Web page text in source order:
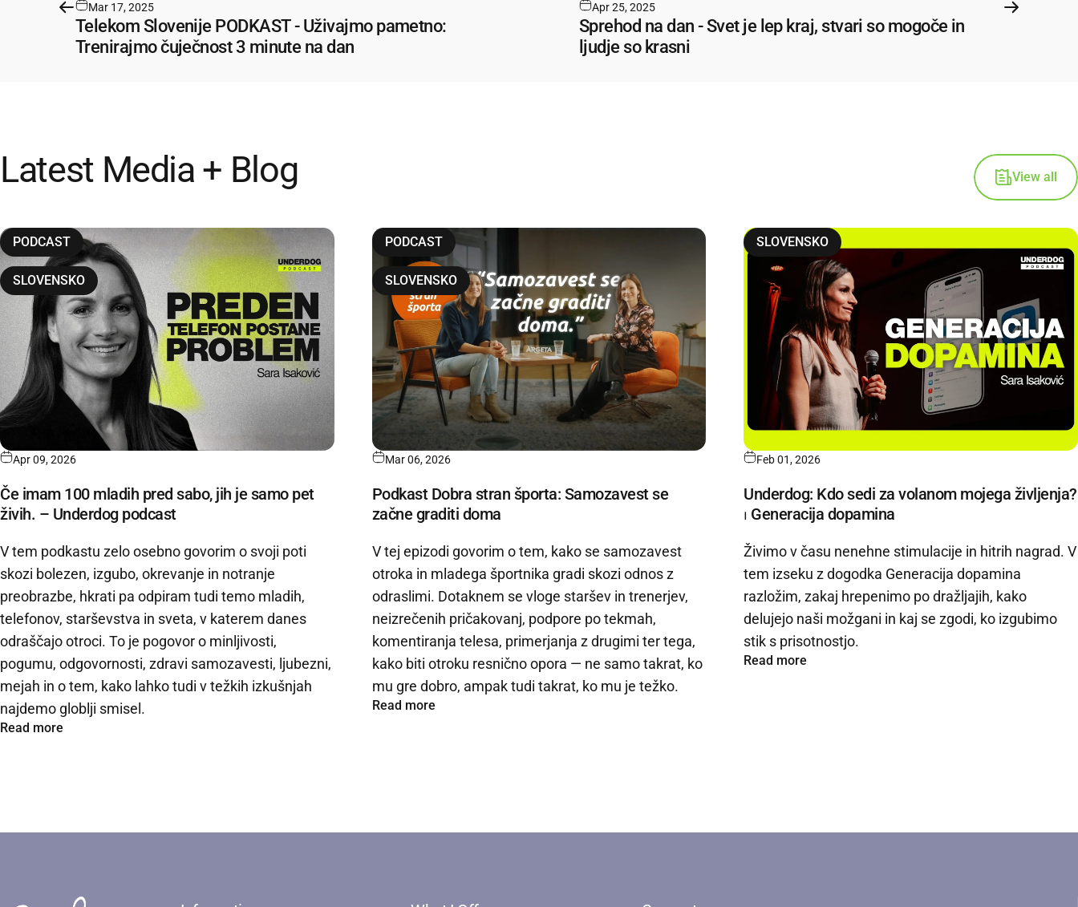
Mar 17, 2025
Telekom Slovenije PODKAST - Uživajmo pametno:
Trenirajmo čuječnost 3 minute na dan
Apr 25, 2025
Sprehod na dan - Svet je lep kraj, stvari so mogoče in
ljudje so krasni
Latest Media + Blog View all
PODCAST
SLOVENSKO
Apr 09, 2026
Če imam 100 mladih pred sabo, jih je samo pet
živih. – Underdog podcast
V tem podkastu zelo osebno govorim o svoji poti
skozi bolezen, izgubo, okrevanje in notranje
preobrazbe, hkrati pa odpiram tudi temo mladih,
telefonov, starševstva in sveta, v katerem danes
odraščajo otroci. To je pogovor o minljivosti,
pogumu, odgovornosti, zdravi samozavesti, ljubezni,
mejah in o tem, kako lahko tudi v težkih izkušnjah
najdemo globlji smisel.
Read more
PODCAST
SLOVENSKO
Mar 06, 2026
Podkast Dobra stran športa: Samozavest se
začne graditi doma
V tej epizodi govorim o tem, kako se samozavest
otroka in mladega športnika gradi skozi odnos z
odraslimi. Dotaknem se vloge staršev in trenerjev,
neizrečenih pričakovanj, podpore po tekmah,
komentiranja telesa, primerjanja z drugimi ter tega,
kako biti otroku resnično opora — ne samo takrat, ko
mu gre dobro, ampak tudi takrat, ko mu je težko.
Read more
SLOVENSKO
Feb 01, 2026
Underdog: Kdo sedi za volanom mojega življenja?
⏐ Generacija dopamina
Živimo v času nenehne stimulacije in hitrih nagrad. V
tem izseku z dogodka Generacija dopamina
razložim, zakaj hrepenimo po dražljajih, kako
delujejo naši možgani in kaj se zgodi, ko izgubimo
stik s prisotnostjo.
Read more
Sara Isaković